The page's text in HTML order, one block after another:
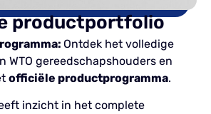
productportfolio
Ontdek het volledige
WTO gereedschapshouders en
officiële productprogramma.
inzicht in het complete